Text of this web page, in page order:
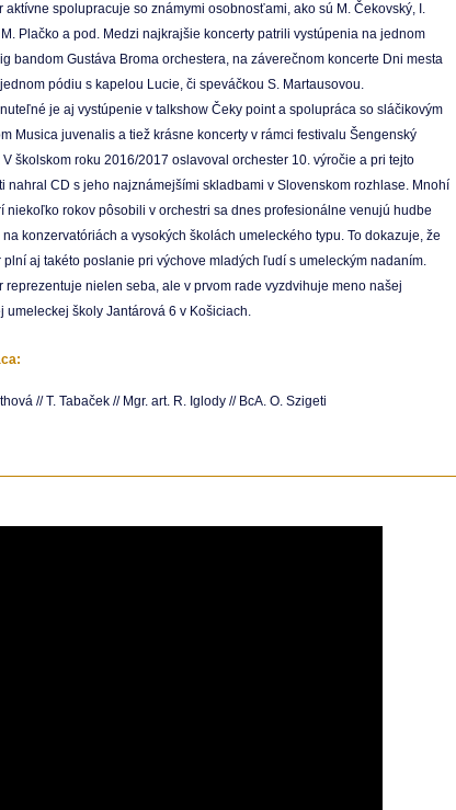
aktívne spolupracuje so známymi osobnosťami, ako sú M. Čekovský, I.
Plačko a pod. Medzi najkrajšie koncerty patrili vystúpenia na jednom
bandom Gustáva Broma orchestera, na záverečnom koncerte Dni mesta
pódiu s kapelou Lucie, či speváčkou S. Martausovou.
je aj vystúpenie v talkshow Čeky point a spolupráca so sláčikovým
Musica juvenalis a tiež krásne koncerty v rámci festivalu Šengenský
školskom roku 2016/2017 oslavoval orchester 10. výročie a pri tejto
nahral CD s jeho najznámejšími skladbami v Slovenskom rozhlase. Mnohí
niekoľko rokov pôsobili v orchestri sa dnes profesionálne venujú hudbe
konzervatóriách a vysokých školách umeleckého typu. To dokazuje, že
plní aj takéto poslanie pri výchove mladých ľudí s umeleckým nadaním.
reprezentuje nielen seba, ale v prvom rade vyzdvihuje meno našej
umeleckej školy Jantárová 6 v Košiciach.
//T. Tabaček // Mgr. art. R. Iglody // BcA. O. Szigeti